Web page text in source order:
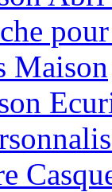
Maison